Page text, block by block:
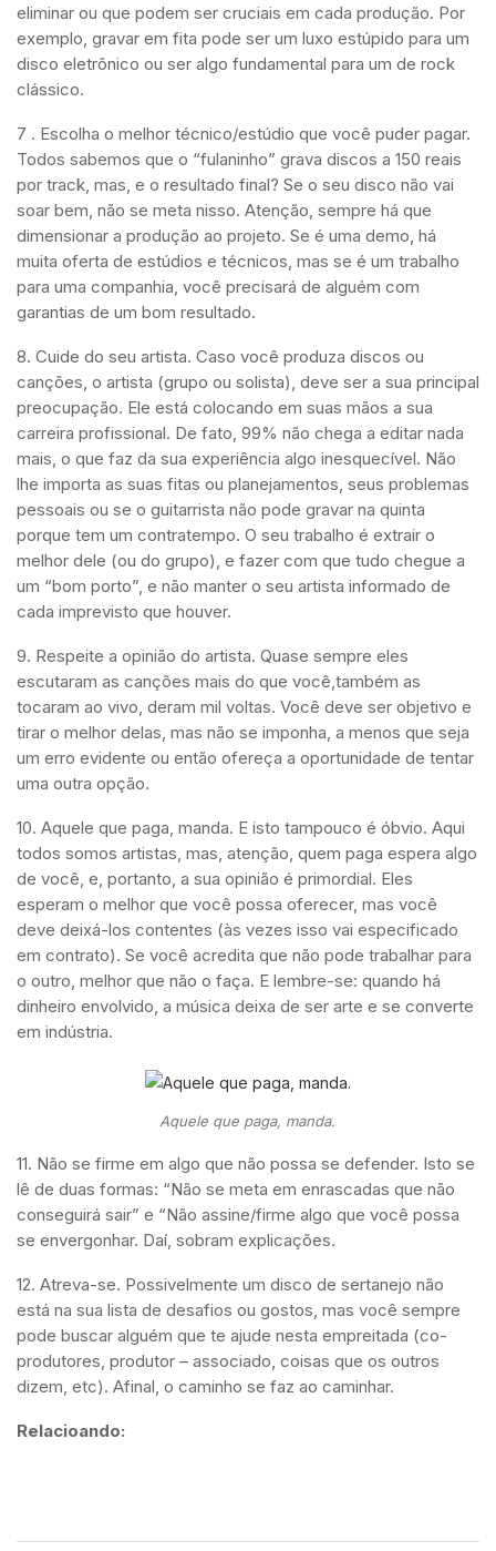
eliminar ou que podem ser cruciais em cada produção. Por
exemplo, gravar em fita pode ser um luxo estúpido para um
disco eletrônico ou ser algo fundamental para um de rock
clássico.
7 . Escolha o melhor técnico/estúdio que você puder pagar.
Todos sabemos que o “fulaninho” grava discos a 150 reais
por track, mas, e o resultado final? Se o seu disco não vai
soar bem, não se meta nisso. Atenção, sempre há que
dimensionar a produção ao projeto. Se é uma demo, há
muita oferta de estúdios e técnicos, mas se é um trabalho
para uma companhia, você precisará de alguém com
garantias de um bom resultado.
8. Cuide do seu artista. Caso você produza discos ou
canções, o artista (grupo ou solista), deve ser a sua principal
preocupação. Ele está colocando em suas mãos a sua
carreira profissional. De fato, 99% não chega a editar nada
mais, o que faz da sua experiência algo inesquecível. Não
lhe importa as suas fitas ou planejamentos, seus problemas
pessoais ou se o guitarrista não pode gravar na quinta
porque tem um contratempo. O seu trabalho é extrair o
melhor dele (ou do grupo), e fazer com que tudo chegue a
um “bom porto”, e não manter o seu artista informado de
cada imprevisto que houver.
9. Respeite a opinião do artista. Quase sempre eles
escutaram as canções mais do que você,também as
tocaram ao vivo, deram mil voltas. Você deve ser objetivo e
tirar o melhor delas, mas não se imponha, a menos que seja
um erro evidente ou então ofereça a oportunidade de tentar
uma outra opção.
10. Aquele que paga, manda. E isto tampouco é óbvio. Aqui
todos somos artistas, mas, atenção, quem paga espera algo
de você, e, portanto, a sua opinião é primordial. Eles
esperam o melhor que você possa oferecer, mas você
deve deixá-los contentes (às vezes isso vai especificado
em contrato). Se você acredita que não pode trabalhar para
o outro, melhor que não o faça. E lembre-se: quando há
dinheiro envolvido, a música deixa de ser arte e se converte
em indústria.
Aquele que paga, manda.
11. Não se firme em algo que não possa se defender. Isto se
lê de duas formas: “Não se meta em enrascadas que não
conseguirá sair” e “Não assine/firme algo que você possa
se envergonhar. Daí, sobram explicações.
12. Atreva-se. Possivelmente um disco de sertanejo não
está na sua lista de desafios ou gostos, mas você sempre
pode buscar alguém que te ajude nesta empreitada (co-
produtores, produtor – associado, coisas que os outros
dizem, etc). Afinal, o caminho se faz ao caminhar.
Relacioando: